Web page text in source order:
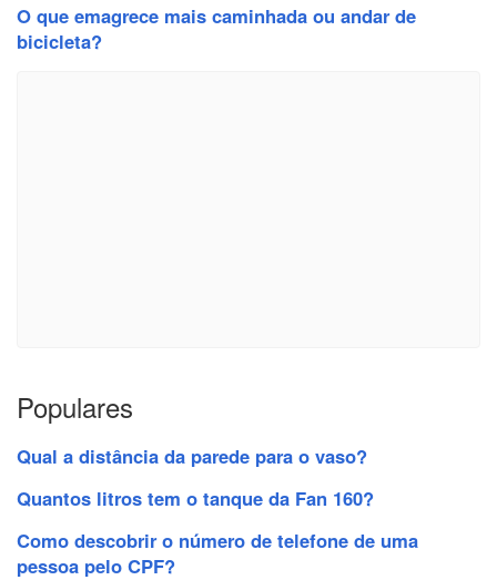
O que emagrece mais caminhada ou andar de
bicicleta?
Populares
Qual a distância da parede para o vaso?
Quantos litros tem o tanque da Fan 160?
Como descobrir o número de telefone de uma
pessoa pelo CPF?